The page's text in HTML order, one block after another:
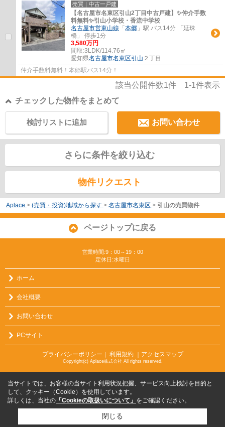
売買｜中古一戸建
【名古屋市名東区引山2丁目中古戸建】✨️仲介手数
料無料✨️引山小学校・香流中学校
名古屋市営東山線 「 本郷 」駅 バス14分 「延珠
橋」 停歩1分
3,580万円
間取:3LDK/114.76㎡
愛知県名古屋市名東区引山 ２丁目
仲介手数料無料！本郷駅バス14分！
該当公開件数1件 1-1件表示
チェックした物件をまとめて
お問い合わせ
検討リストに追加
さらに条件を絞り込む
物件リクエスト
Aplace > (売買・投資)地域から探す > 名古屋市名東区 > 引山の売買物件
ページトップに戻る
営業時間:9：00～19：00
定休日:水曜日
ホーム
会社概要
お問い合わせ
PCサイト
プライバシーポリシー ｜ 利用規約 ｜アクセスマップ
Copyright(c) Aplace株式会社 All rights reserved.
当サイトでは、お客様の当サイト利用状況把握、サービス向上検討を目的と
して、クッキー（Cookie）を使用しています。
詳しくは、当社の 「Cookieの取扱いについて」 をご確認ください。
閉じる